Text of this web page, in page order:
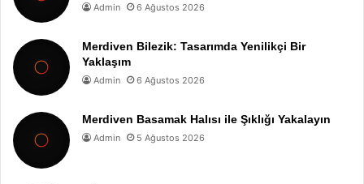
Admin 6 Ağustos 2026
Merdiven Bilezik: Tasarımda Yenilikçi Bir
Yaklaşım
Admin 6 Ağustos 2026
Merdiven Basamak Halısı ile Şıklığı Yakalayın
Admin 5 Ağustos 2026